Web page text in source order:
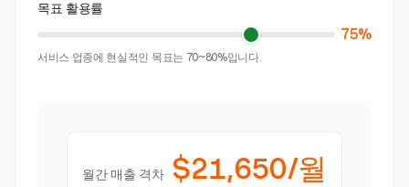
목표 활용률
75%
서비스 업종에 현실적인 목표는 70~80%입니다.
월간 매출 격차 $21,650/월